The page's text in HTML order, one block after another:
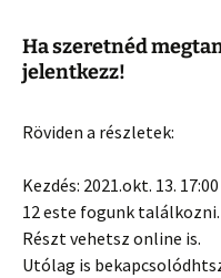
Ha szeretnéd
jelentkezz!
Röviden a részletek:
Kezdés: 2021.okt. 13. 17:00
12 este fogunk találkozni.
Részt vehetsz online is.
Utólag is